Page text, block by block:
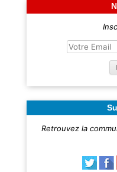
Retrouvez la